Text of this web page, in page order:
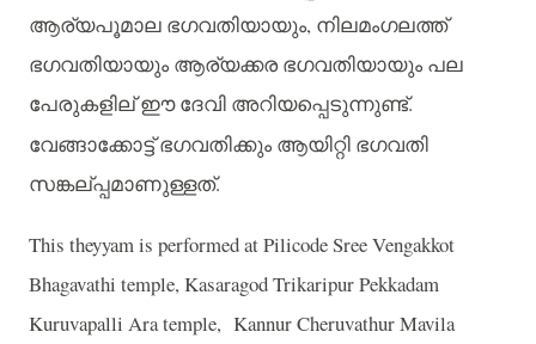
ആര്യപൂമാല ഭഗവതിയായും, നിലമംഗലത്ത്
ഭഗവതിയായും ആര്യക്കര ഭഗവതിയായും പല
പേരുകളില് ഈ ദേവി അറിയപ്പെടുന്നുണ്ട്.
വേങ്ങാക്കോട്ട് ഭഗവതിക്കും ആയിറ്റി ഭഗവതി
സങ്കല്പ്പമാണുള്ളത്.
This theyyam is performed at Pilicode Sree Vengakkot
Bhagavathi temple, Kasaragod Trikaripur Pekkadam
Kuruvapalli Ara temple, Kannur Cheruvathur Mavila